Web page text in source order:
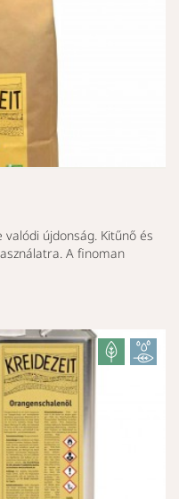
újdonság. Kitűnő és
A finoman